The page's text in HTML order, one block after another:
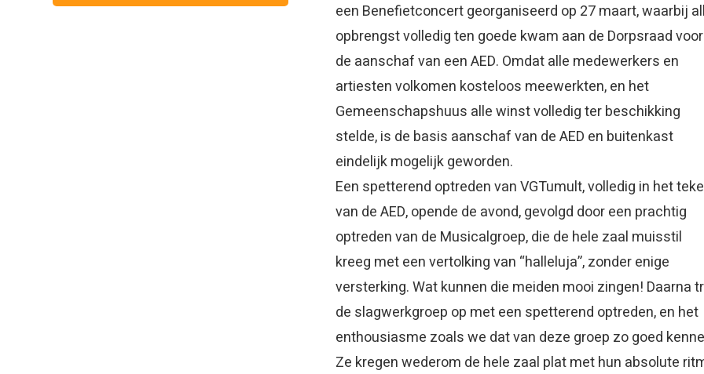
een Benefietconcert georganiseerd op 27 maart, waarbij
opbrengst volledig ten goede kwam aan de Dorpsraad voor
de aanschaf van een AED. Omdat alle medewerkers en
artiesten volkomen kosteloos meewerkten, en het
Gemeenschapshuus alle winst volledig ter beschikking
stelde, is de basis aanschaf van de AED en buitenkast
eindelijk mogelijk geworden.
Een spetterend optreden van VGTumult, volledig in het
van de AED, opende de avond, gevolgd door een prachtig
optreden van de Musicalgroep, die de hele zaal muisstil
kreeg met een vertolking van “halleluja”, zonder enige
versterking. Wat kunnen die meiden mooi zingen! Daarna
de slagwerkgroep op met een spetterend optreden, en het
enthousiasme zoals we dat van deze groep zo goed
Ze kregen wederom de hele zaal plat met hun absolute